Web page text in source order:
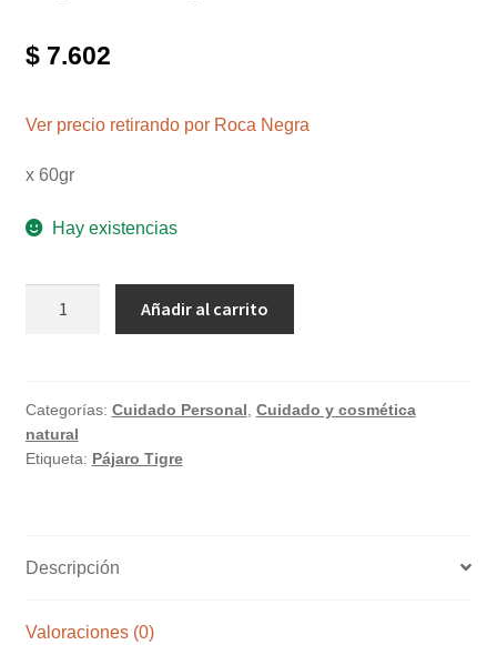
$7.602
Ver precio retirando por Roca Negra
x 60gr
Hay existencias
y
geranio
"Pájaro
cantidad
Añadir al carrito
Categorías: Cuidado Personal Cuidado y cosmética
natural
Etiqueta: Pájaro Tigre
Descripción
Valoraciones (0)